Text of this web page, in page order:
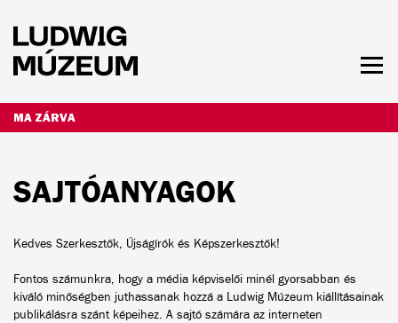
tartalomra
MA ZÁRVA
NYITVATARTÁS ÉS JEGYÁRAK
SAJTÓANYAGOK
Kedves Szerkesztők, Újságírók és Képszerkesztők!
Fontos számunkra, hogy a média képviselői minél gyorsabban és
kiváló minőségben juthassanak hozzá a Ludwig Múzeum kiállításainak
publikálásra szánt képeihez. A sajtó számára az interneten